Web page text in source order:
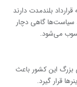
بلندمدت دارند
سیاست‌ها گاهی دچار
می‌شود.
بزرگ این کشور باعث
قرار گیرد.